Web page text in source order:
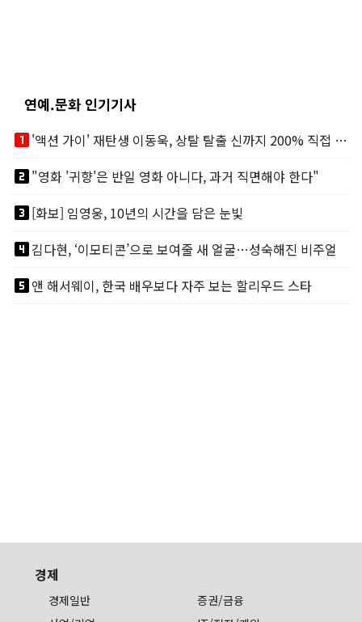
연예.문화 인기기사
looks_one
'액션 가이' 재탄생 이동욱, 상탈 탈출 신까지 200% 직접 소화
looks_two"영화 '귀향'은 반일 영화 아니다, 과거 직면해야 한다"
looks_3[화보] 임영웅, 10년의 시간을 담은 눈빛
looks_4김다현, ‘이모티콘’으로 보여줄 새 얼굴…성숙해진 비주얼
looks_5앤 해서웨이, 한국 배우보다 자주 보는 할리우드 스타
경제
경제일반
증권/금융